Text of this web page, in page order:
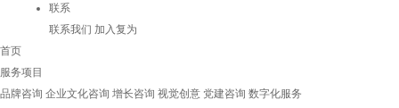
联系
联系我们 加入复为
首页
服务项目
品牌咨询 企业文化咨询 增长咨询 视觉创意 党建咨询 数字化服务